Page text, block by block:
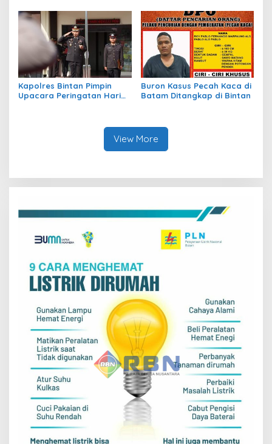
Kapolres Bintan Pimpin
Upacara Peringatan Hari
Buron Kasus Pecah Kaca di
Batam Ditangkap di Bintan
View More